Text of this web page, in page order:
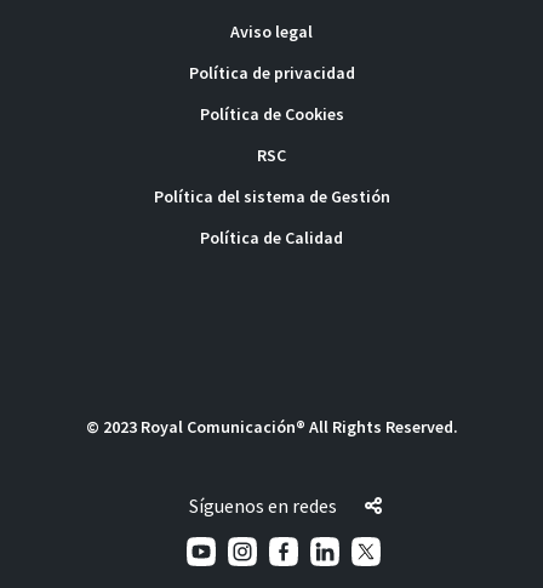
Aviso legal
Política de privacidad
Política de Cookies
RSC
Política del sistema de Gestión
Política de Calidad
© 2023 Royal Comunicación® All Rights Reserved.
Síguenos en redes